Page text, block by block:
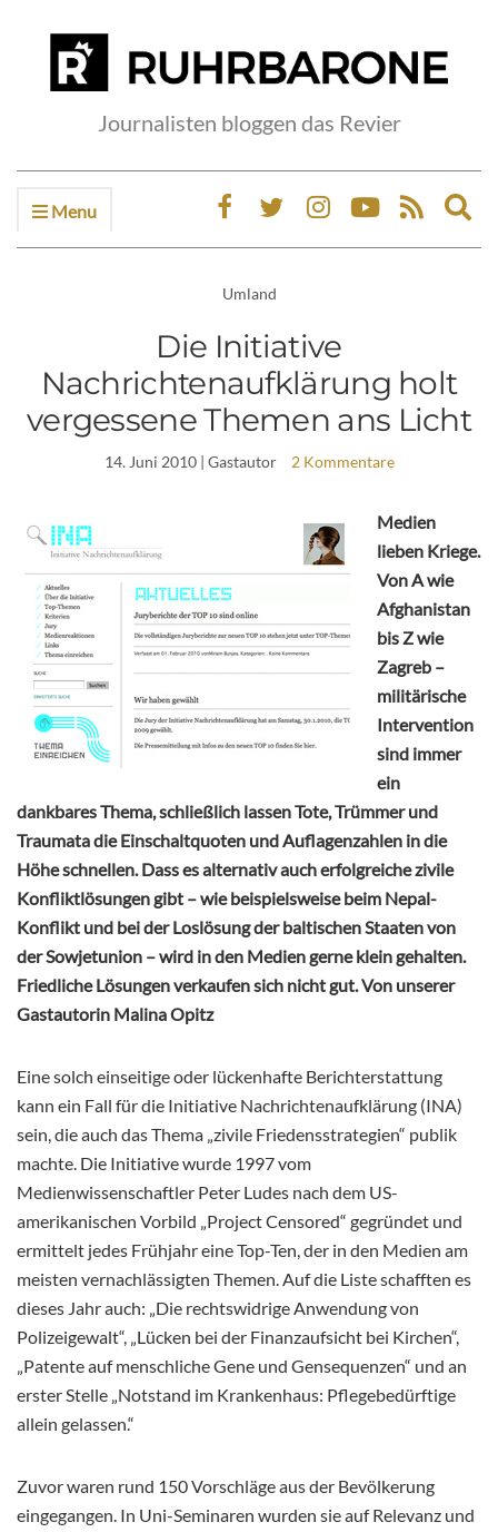
Journalisten bloggen das Revier
Menu
Umland
Die Initiative
Nachrichtenaufklärung holt
vergessene Themen ans Licht
14. Juni 2010| Gastautor 2 Kommentare
Medien
lieben Kriege.
Von A wie
Afghanistan
bis Z wie
Zagreb –
militärische
Intervention
sind immer
ein
dankbares Thema, schließlich lassen Tote, Trümmer und
Traumata die Einschaltquoten und Auflagenzahlen in die
Höhe schnellen. Dass es alternativ auch erfolgreiche zivile
Konfliktlösungen gibt – wie beispielsweise beim Nepal-
Konflikt und bei der Loslösung der baltischen Staaten von
der Sowjetunion – wird in den Medien gerne klein gehalten.
Friedliche Lösungen verkaufen sich nicht gut. Von unserer
Gastautorin Malina Opitz
Eine solch einseitige oder lückenhafte Berichterstattung
kann ein Fall für die Initiative Nachrichtenaufklärung (INA)
sein, die auch das Thema „zivile Friedensstrategien“ publik
machte. Die Initiative wurde 1997 vom
Medienwissenschaftler Peter Ludes nach dem US-
amerikanischen Vorbild „Project Censored“ gegründet und
ermittelt jedes Frühjahr eine Top-Ten, der in den Medien am
meisten vernachlässigten Themen. Auf die Liste schafften es
dieses Jahr auch: „Die rechtswidrige Anwendung von
Polizeigewalt“, „Lücken bei der Finanzaufsicht bei Kirchen“,
„Patente auf menschliche Gene und Gensequenzen“ und an
erster Stelle „Notstand im Krankenhaus: Pflegebedürftige
allein gelassen.“
Zuvor waren rund 150 Vorschläge aus der Bevölkerung
eingegangen. In Uni-Seminaren wurden sie auf Relevanz und